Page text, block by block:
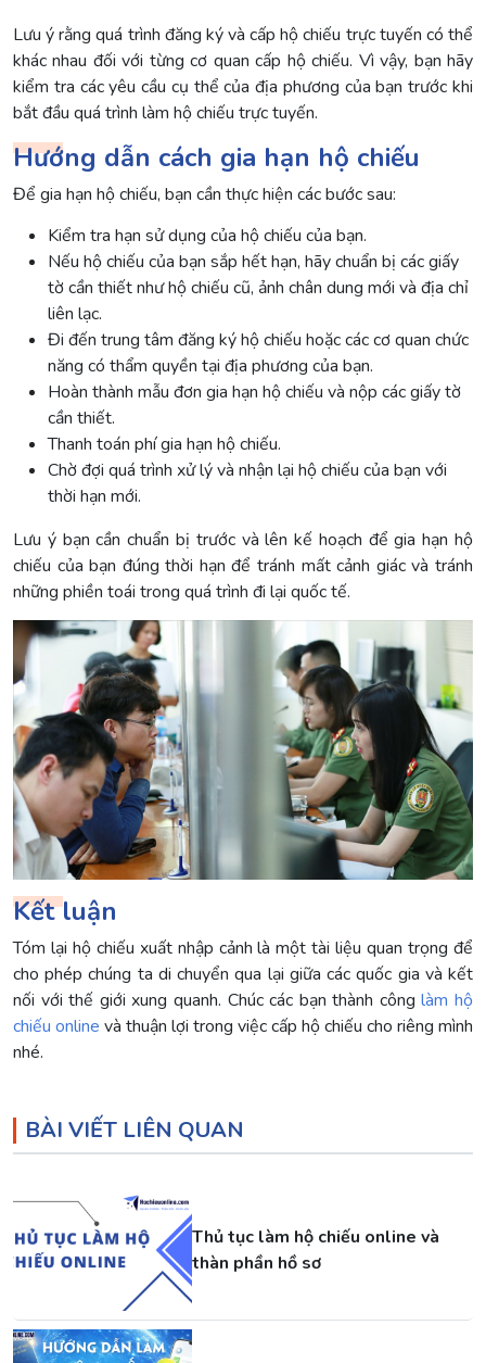
Lưu ý rằng quá trình đăng ký và cấp hộ chiếu trực tuyến có thể
khác nhau đối với từng cơ quan cấp hộ chiếu. Vì vậy, bạn hãy
kiểm tra các yêu cầu cụ thể của địa phương của bạn trước khi
bắt đầu quá trình làm hộ chiếu trực tuyến.
Hướng dẫn cách gia hạn hộ chiếu
Để gia hạn hộ chiếu, bạn cần thực hiện các bước sau:
Kiểm tra hạn sử dụng của hộ chiếu của bạn.
Nếu hộ chiếu của bạn sắp hết hạn, hãy chuẩn bị các giấy
tờ cần thiết như hộ chiếu cũ, ảnh chân dung mới và địa chỉ
liên lạc.
Đi đến trung tâm đăng ký hộ chiếu hoặc các cơ quan chức
năng có thẩm quyền tại địa phương của bạn.
Hoàn thành mẫu đơn gia hạn hộ chiếu và nộp các giấy tờ
cần thiết.
Thanh toán phí gia hạn hộ chiếu.
Chờ đợi quá trình xử lý và nhận lại hộ chiếu của bạn với
thời hạn mới.
Lưu ý bạn cần chuẩn bị trước và lên kế hoạch để gia hạn hộ
chiếu của bạn đúng thời hạn để tránh mất cảnh giác và tránh
những phiền toái trong quá trình đi lại quốc tế.
Kết luận
Tóm lại hộ chiếu xuất nhập cảnh là một tài liệu quan trọng để
cho phép chúng ta di chuyển qua lại giữa các quốc gia và kết
nối với thế giới xung quanh. Chúc các bạn thành cônglàm hộ
chiếu online và thuận lợi trong việc cấp hộ chiếu cho riêng mình
nhé.
BÀI VIẾT LIÊN QUAN
Thủ tục làm hộ chiếu online và
thàn phần hồ sơ